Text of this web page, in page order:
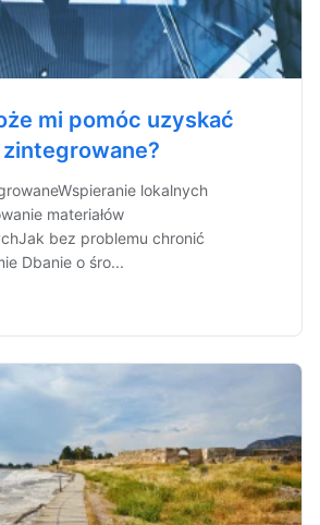
mi pomóc uzyskać
lokalnych
materiałów
bez problemu chronić
Dbanie o śro...